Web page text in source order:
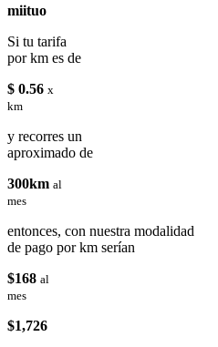
miituo
Si tu tarifa
por km es de
$ 0.56 x
km
y recorres un
aproximado de
300km al
mes
entonces, con nuestra modalidad
de pago por km serían
$168 al
mes
$1,726